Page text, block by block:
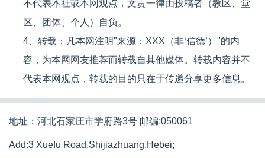
不代表本社或本网观点，文责一律由投稿者（教区、堂
区、团体、个人）自负。
4、转载：凡本网注明"来源：XXX（非‘信德’）"的内
容，为本网网友推荐而转载自其他媒体。转载内容并不
代表本网观点，转载的目的只在于传递分享更多信息。
地址：河北石家庄市学府路3号 邮编:050061
Add:3 Xuefu Road,Shijiazhuang,Hebei;